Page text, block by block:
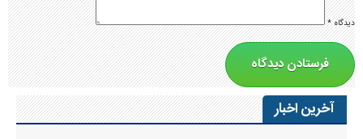
دیدگاه*
آخرین اخبار